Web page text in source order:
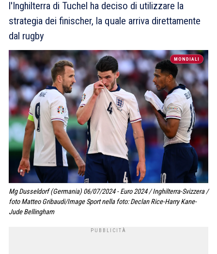
l'Inghilterra di Tuchel ha deciso di utilizzare la
strategia dei finischer, la quale arriva direttamente
dal rugby
MONDIALI
Mg Dusseldorf (Germania) 06/07/2024 - Euro 2024 / Inghilterra-Svizzera /
foto Matteo Gribaudi/Image Sport nella foto: Declan Rice-Harry Kane-
Jude Bellingham